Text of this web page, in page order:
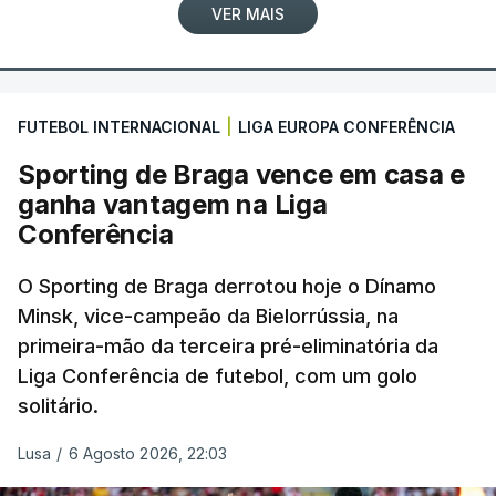
VER MAIS
FUTEBOL INTERNACIONAL LIGA EUROPA CONFERÊNCIA
Sporting de Braga vence em casa e
ganha vantagem na Liga
Conferência
O Sporting de Braga derrotou hoje o Dínamo
Minsk, vice-campeão da Bielorrússia, na
primeira-mão da terceira pré-eliminatória da
Liga Conferência de futebol, com um golo
solitário.
Lusa / 6 Agosto 2026, 22:03